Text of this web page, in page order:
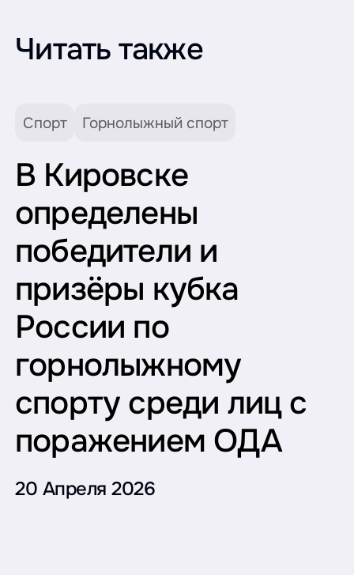
Читать также
Спорт Горнолыжный спорт
В Кировске
определены
победители и
призёры кубка
России по
горнолыжному
спорту среди лиц с
поражением ОДА
20 Апреля 2026